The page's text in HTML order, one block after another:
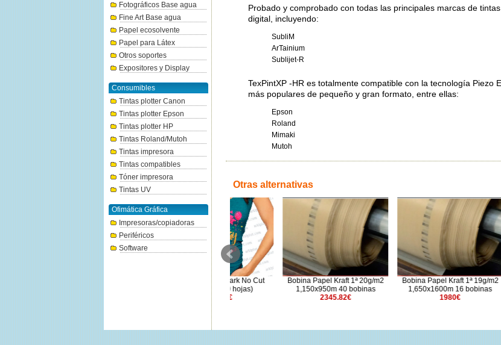
Fotográficos Base agua
Fine Art Base agua
Papel ecosolvente
Papel para Látex
Otros soportes
Expositores y Display
Consumibles
Tintas plotter Canon
Tintas plotter Epson
Tintas plotter HP
Tintas Roland/Mutoh
Tintas impresora
Tintas compatibles
Tóner impresora
Tintas UV
Ofimática Gráfica
Impresoras/copiadoras
Periféricos
Software
Probado y comprobado con todas las principales marcas de
digital, incluyendo:
SubliM
ArTainium
Sublijet-R
TexPintXP -HR es totalmente compatible con la tecnología Piezo
más populares de pequeño y gran formato, entre ellas:
Epson
Roland
Mimaki
Mutoh
Otras alternativas
Forever Subli-Dark No Cut
Bobina Papel Kraft 1ª 20g/m2
1,150x950m 40 bobinas
Bobina Papel Kraft 1ª 19g/m2
1,650x1600m 16 bobinas
Fundas